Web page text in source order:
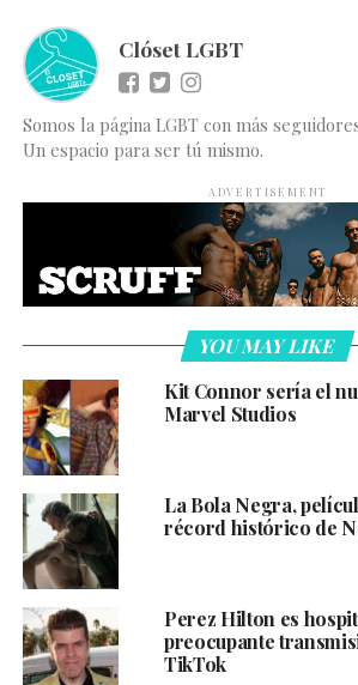
Clóset LGBT
Somos la página LGBT con más
Un espacio para ser tú mismo.
ADVERTISEMENT
YOU MAY LIKE
Kit Connor sería el
Marvel Studios
La Bola Negra,
récord histórico de
Perez Hilton es
preocupante
TikTok